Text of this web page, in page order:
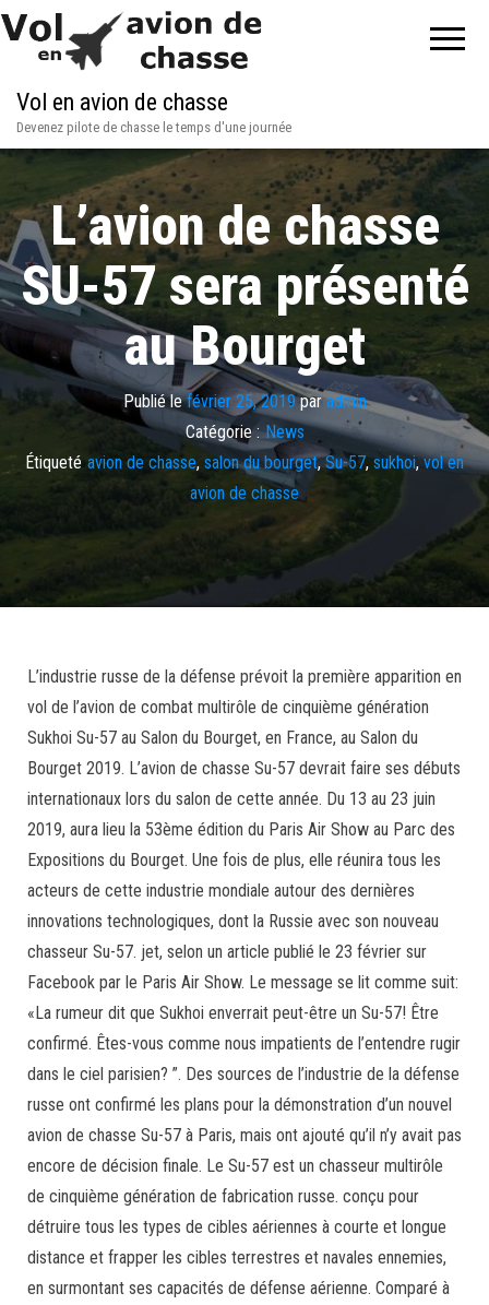
Vol en avion de chasse
Devenez pilote de chasse le temps d'une journée
L’avion de chasse
SU-57 sera présenté
au Bourget
Publié lefévrier 25, 2019paradmin
Catégorie : News
Étiqueté avion de chasse, salon du bourget,Su-57,sukhoi,vol en
avion de chasse
L’industrie russe de la défense prévoit la première apparition en
vol de l’avion de combat multirôle de cinquième génération
Sukhoi Su-57 au Salon du Bourget, en France, au Salon du
Bourget 2019. L’avion de chasse Su-57 devrait faire ses débuts
internationaux lors du salon de cette année. Du 13 au 23 juin
2019, aura lieu la 53ème édition du Paris Air Show au Parc des
Expositions du Bourget. Une fois de plus, elle réunira tous les
acteurs de cette industrie mondiale autour des dernières
innovations technologiques, dont la Russie avec son nouveau
chasseur Su-57. jet, selon un article publié le 23 février sur
Facebook par le Paris Air Show. Le message se lit comme suit:
«La rumeur dit que Sukhoi enverrait peut-être un Su-57! Être
confirmé. Êtes-vous comme nous impatients de l’entendre rugir
dans le ciel parisien? ”. Des sources de l’industrie de la défense
russe ont confirmé les plans pour la démonstration d’un nouvel
avion de chasse Su-57 à Paris, mais ont ajouté qu’il n’y avait pas
encore de décision finale. Le Su-57 est un chasseur multirôle
de cinquième génération de fabrication russe. conçu pour
détruire tous les types de cibles aériennes à courte et longue
distance et frapper les cibles terrestres et navales ennemies,
en surmontant ses capacités de défense aérienne. Comparé à